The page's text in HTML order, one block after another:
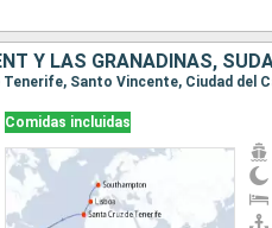
Comidas incluidas